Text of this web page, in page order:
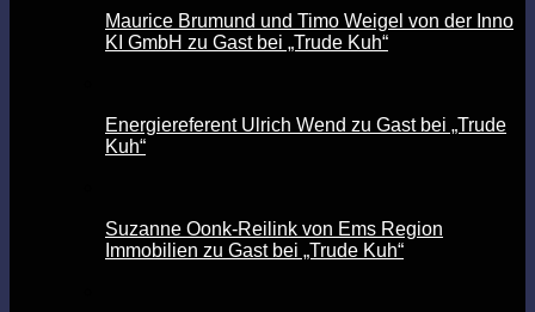
Maurice Brumund und Timo Weigel von der Inno
KI GmbH zu Gast bei „Trude Kuh“
Energiereferent Ulrich Wend zu Gast bei „Trude
Kuh“
Suzanne Oonk-Reilink von Ems Region
Immobilien zu Gast bei „Trude Kuh“